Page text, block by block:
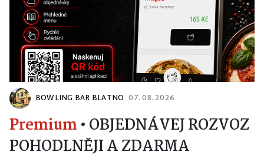
BOWLING BAR BLATNO 07. 08. 2026
Premium • OBJEDNÁVEJ ROZVOZ
POHODLNĚJI A ZDARMA